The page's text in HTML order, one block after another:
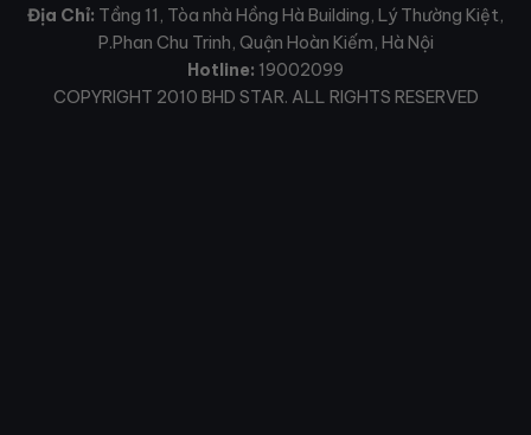
Địa Chỉ: Tầng 11, Tòa nhà Hồng Hà Building, Lý Thường Kiệt,
P.Phan Chu Trinh, Quận Hoàn Kiếm, Hà Nội
Hotline: 19002099
COPYRIGHT 2010 BHD STAR. ALL RIGHTS RESERVED